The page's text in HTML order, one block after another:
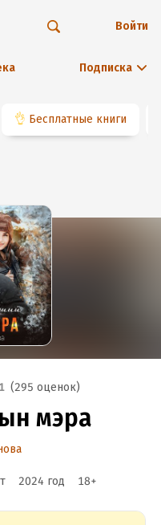
Подписка
Войти
👌 Бесплатные книги
(295 оценок)
мэра
2024 год 18+